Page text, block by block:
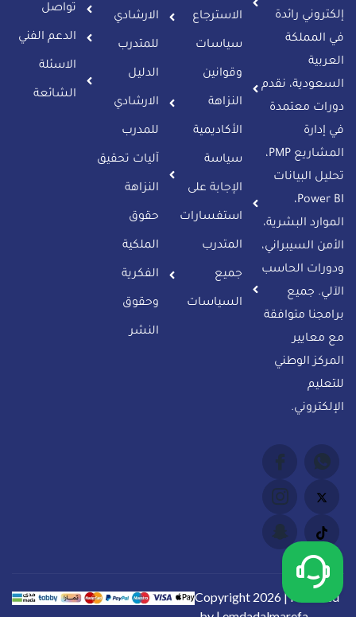
إلكتروني رائدة
في المملكة
العربية
السعودية، نقدم
دورات معتمدة
في إدارة
المشاريع PMP،
تحليل البيانات
Power BI،
الموارد البشرية،
الأمن السيبراني،
ودورات الحاسب
الآلي. جميع
برامجنا متوافقة
مع معايير
المركز الوطني
للتعليم
الإلكتروني.
الاسترجاع
سياسات
وقوانين
النزاهة
الأكاديمية
سياسة
الإجابة على
استفسارات
المتدرب​
جميع
السياسات
الارشادي
للمتدرب
الدليل
الارشادي
للمدرب
آليات تحقيق
النزاهة
حقوق
الملكية
الفكرية
وحقوق
النشر
تواصل
الدعم الفني
الاسئلة
الشائعة
Copyright 2026 | Powered